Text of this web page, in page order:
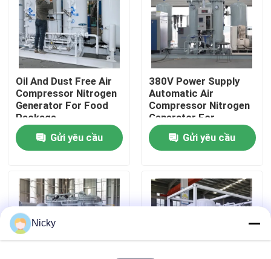
Chuyến tham quan nhà máy
Kiểm soát chất lượng
Liên hệ với chúng tôi
Tin tức
Yêu cầu Đặt giá
Máy tạo khí nitơ PSA
Oil And Dust Free Air
Compressor Nitrogen
Generator For Food
Package
Gửi yêu cầu
380V Power Supply
Automatic Air
Compressor Nitrogen
Generator For
Beverage Filling
Gửi yêu cầu
Nicky